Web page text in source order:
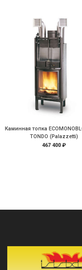
Каминная топка
TONDO (Palazzetti)
467 400 ₽